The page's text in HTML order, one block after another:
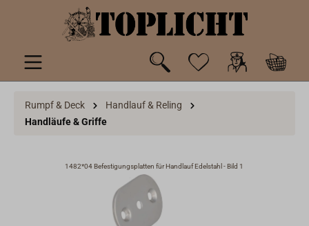
springen
Rumpf & Deck
Handlauf & Reling
Handläufe & Griffe
1482*04 Befestigungsplatten für Handlauf Edelstahl - Bild 1